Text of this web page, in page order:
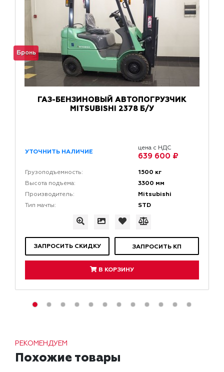
Бронь
ГАЗ-БЕНЗИНОВЫЙ АВТОПОГРУЗЧИК
MITSUBISHI 2378 Б/У
УТОЧНИТЬ НАЛИЧИЕ
цена с НДС
639 600 ₽
Грузоподъемность: 1500 кг
Высота подъема: 3300 мм
Производитель: Mitsubishi
Тип мачты: STD
ЗАПРОСИТЬ СКИДКУ ЗАПРОСИТЬ КП
В КОРЗИНУ
РЕКОМЕНДУЕМ
Похожие товары